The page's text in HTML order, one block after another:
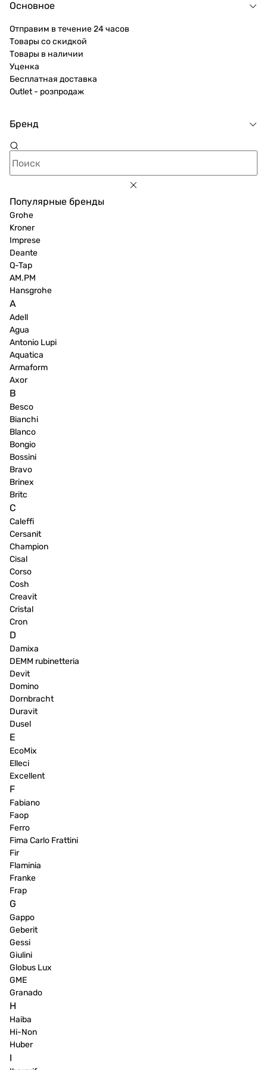
Основное
Отправим в течение 24 часов
Товары со скидкой
Товары в наличии
Уценка
Бесплатная доставка
Outlet - розпродаж
Бренд
Популярные бренды
Grohe
Kroner
Imprese
Deante
Q-Tap
AM.PM
Hansgrohe
A
Adell
Agua
Antonio Lupi
Aquatica
Armaform
Axor
B
Besco
Bianchi
Blanco
Bongio
Bossini
Bravo
Brinex
Britc
C
Caleffi
Cersanit
Champion
Cisal
Corso
Cosh
Creavit
Cristal
Cron
D
Damixa
DEMM rubinetteria
Devit
Domino
Dornbracht
Duravit
Dusel
E
EcoMix
Elleci
Excellent
F
Fabiano
Faop
Ferro
Fima Carlo Frattini
Fir
Flaminia
Franke
Frap
G
Gappo
Geberit
Gessi
Giulini
Globus Lux
GME
Granado
H
Haiba
Hi-Non
Huber
I